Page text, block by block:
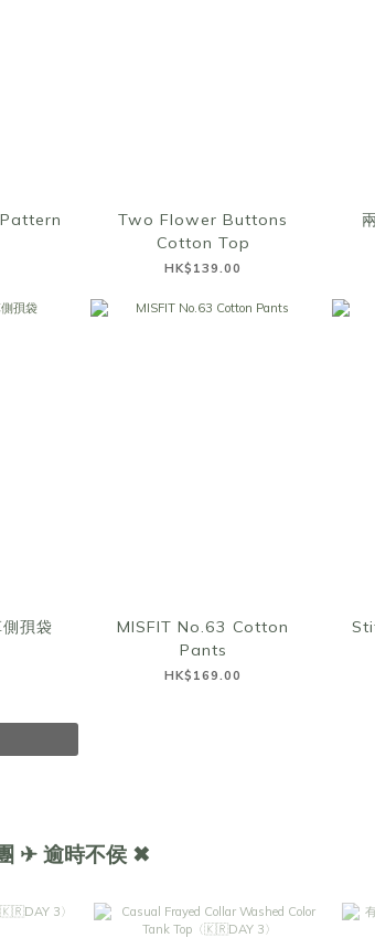
Two Flower Buttons
Cotton Top
HK$139.00
孭袋
MISFIT No.63 Cotton
Pants
HK$169.00
✈ 逾時不侯 ✖︎